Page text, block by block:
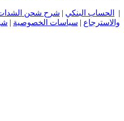
| الحساب البنكي | شرح شحن
والاسترجاع | سياسات الخصوصية |